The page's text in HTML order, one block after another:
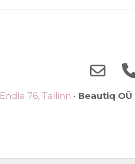
Endla 76, Tallinn • Beautiq OÜ